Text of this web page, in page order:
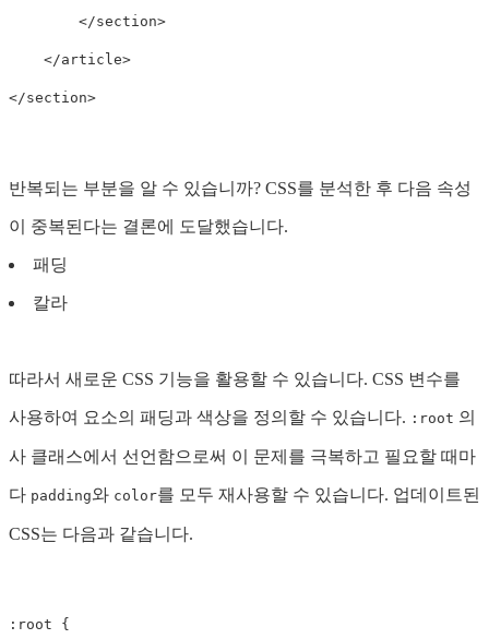
</section>
</article>
</section>
반복되는 부분을 알 수 있습니까? CSS를 분석한 후 다음 속성
이 중복된다는 결론에 도달했습니다.
패딩
칼라
따라서 새로운 CSS 기능을 활용할 수 있습니다. CSS 변수를
사용하여 요소의 패딩과 색상을 정의할 수 있습니다. :root 의
사 클래스에서 선언함으로써 이 문제를 극복하고 필요할 때마
다 padding와 color를 모두 재사용할 수 있습니다. 업데이트된
CSS는 다음과 같습니다.
:root {